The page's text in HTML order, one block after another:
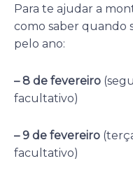
Para te ajudar a
como saber quando
pelo ano:
– 8 de fevereiro
facultativo)
– 9 de fevereiro
facultativo)